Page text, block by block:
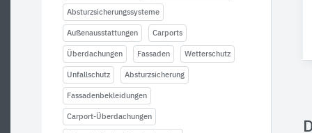
Absturzsicherungssysteme
Außenausstattungen Carports
Überdachungen Fassaden Wetterschutz
Unfallschutz Absturzsicherung
Fassadenbekleidungen
Carport-Überdachungen